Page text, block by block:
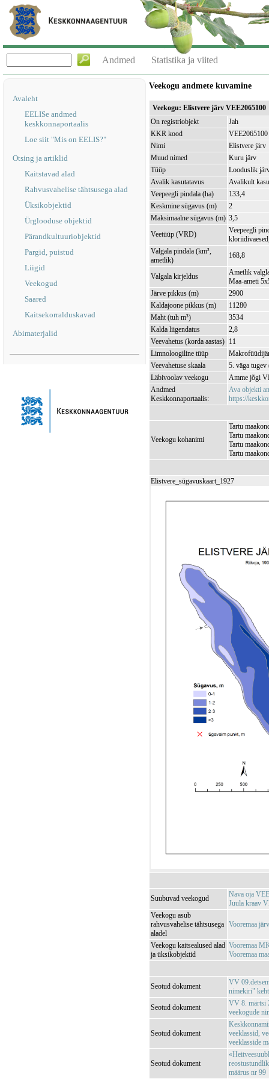
Andmed Statistika ja viited
Avaleht
EELISe andmed
keskkonnaportaalis
Loe siit "Mis on EELIS?"
Otsing ja artiklid
Kaitstavad alad
Rahvusvahelise tähtsusega alad
Üksikobjektid
Ürglooduse objektid
Pärandkultuuriobjektid
Pargid, puistud
Liigid
Veekogud
Saared
Kaitsekorralduskavad
Abimaterjalid
Veekogu andmete kuvamine
Veekogu: Elistvere järv VEE2065100
On registriobjekt
Jah
KKR kood
VEE2065100
Nimi
Elistvere järv
Muud nimed
Kuru järv
Tüüp
Looduslik
Avalik kasutatavus
Avalikult
Veepeegli pindala (ha)
133,4
Keskmine sügavus (m)
2
Maksimaalne sügavus (m) 3,5
Veetüüp (VRD)
Veepeegli
Valgala pindala (km²,
ametlik)
168,8
Valgala kirjeldus
Ametlik
Maa-ameti
Järve pikkus (m)
2900
Kaldajoone pikkus (m)
11280
Maht (tuh m³)
3534
Kalda liigendatus
2,8
Veevahetus (korda aastas) 11
Limnoloogiline tüüp
Veevahetuse skaala
5. väga
Läbivoolav veekogu
Amme jõgi
Andmed
Keskkonnaportaalis:
Ava objekti
https://
Veekogu kohanimi
Tartu
Tartu
Tartu
Tartu
Elistvere_sügavuskaart_1927
Suubuvad veekogud
Nava oja
Juula kraav
Veekogu asub
rahvusvahelise tähtsusega
aladel
Vooremaa
Veekogu kaitsealused alad
ja üksikobjektid
Vooremaa
Vooremaa
Seotud dokument
VV
nimekiri"
Seotud dokument
VV 8. märtsi
veekogude
Seotud dokument
veeklassid,
veeklasside
Seotud dokument
määrus nr 99